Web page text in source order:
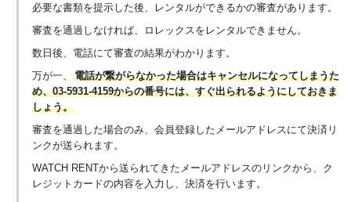
必要な書類を提示した後、レンタルができるかの審査があります。
審査を通過しなければ、ロレックスをレンタルできません。
数日後、電話にて審査の結果がわかります。
万が一、
電話が繋がらなかった場合はキャンセルになってしまうた
め、03-5931-4159からの番号には、すぐ出られるようにしておきま
しょう。
審査を通過した場合のみ、会員登録したメールアドレスにて決済リ
ンクが送られます。
WATCH RENTから送られてきたメールアドレスのリンクから、ク
レジットカードの内容を入力し、決済を行います。